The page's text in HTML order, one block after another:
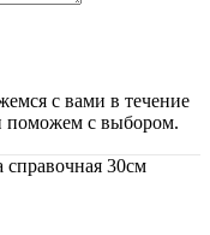
с вами в течение
поможем с выбором.
справочная 30см